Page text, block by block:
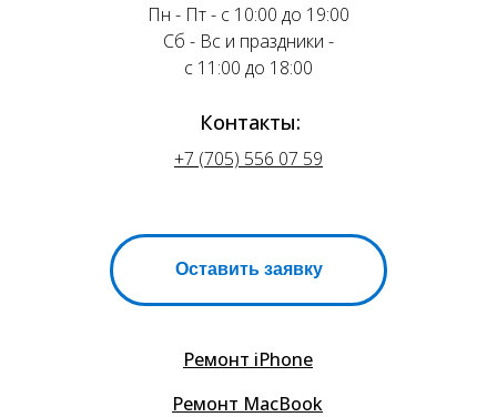
Контакты:
Пн - Пт - с 10:00 до 19:00
Сб - Вс и праздники -
с 11:00 до 18:00
Оставить заявку
Ремонт iPhone
Ремонт MacBook
+7 (705) 556 07 59